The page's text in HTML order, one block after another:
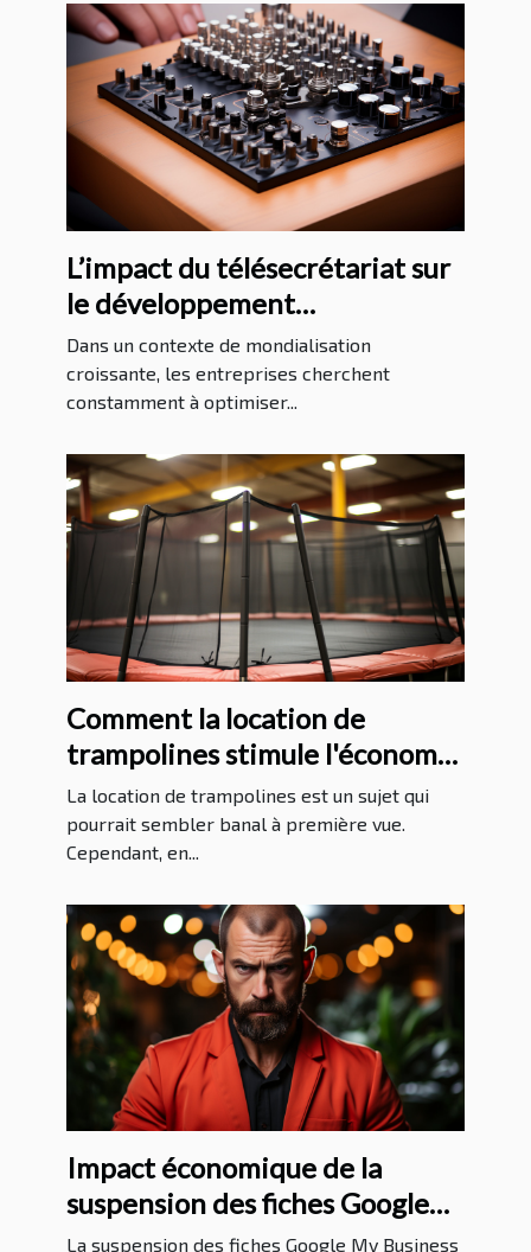
L’impact du télésecrétariat sur
le développement
international des entreprises
Dans un contexte de mondialisation
croissante, les entreprises cherchent
constamment à optimiser...
Comment la location de
trampolines stimule l'économie
locale
La location de trampolines est un sujet qui
pourrait sembler banal à première vue.
Cependant, en...
Impact économique de la
suspension des fiches Google
My Business sur les entreprises
La suspension des fiches Google My Business